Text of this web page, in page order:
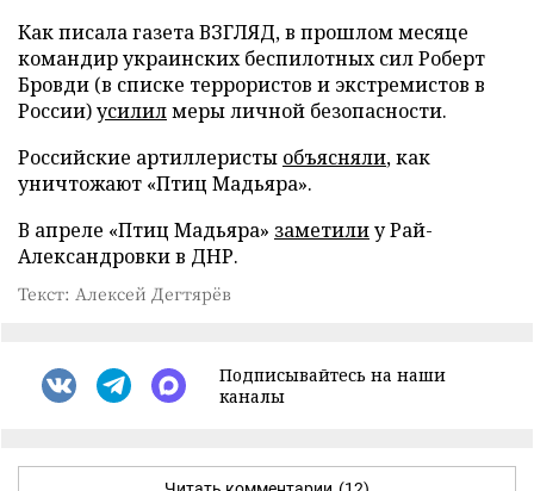
Как писала газета ВЗГЛЯД, в прошлом месяце
командир украинских беспилотных сил Роберт
Бровди (в списке террористов и экстремистов в
России)усилилмеры личной безопасности.
Российские артиллеристы объясняли, как
уничтожают «Птиц Мадьяра».
В апреле «Птиц Мадьяра» заметилиу Рай-
Александровки в ДНР.
Текст: Алексей Дегтярёв
Подписывайтесь на наши
каналы